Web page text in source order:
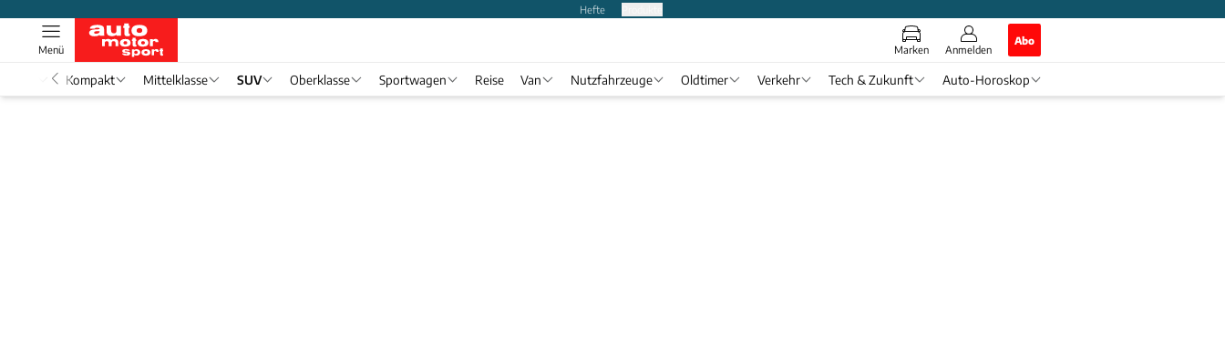
Hefte
Marken Anmelden
Abo
Menü
Kompakt Mittelklasse SUV Oberklasse Sportwagen Reise Van Nutzfahrzeuge Oldtimer Verkehr Tech & Zukunft Auto-Horoskop